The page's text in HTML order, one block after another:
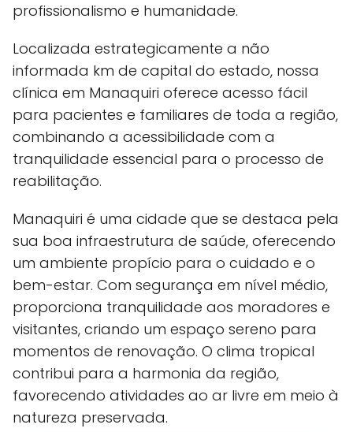
profissionalismo e humanidade.
Localizada estrategicamente a não
informada km de capital do estado, nossa
clínica em Manaquiri oferece acesso fácil
para pacientes e familiares de toda a região,
combinando a acessibilidade com a
tranquilidade essencial para o processo de
reabilitação.
Manaquiri é uma cidade que se destaca pela
sua boa infraestrutura de saúde, oferecendo
um ambiente propício para o cuidado e o
bem-estar. Com segurança em nível médio,
proporciona tranquilidade aos moradores e
visitantes, criando um espaço sereno para
momentos de renovação. O clima tropical
contribui para a harmonia da região,
favorecendo atividades ao ar livre em meio à
natureza preservada.